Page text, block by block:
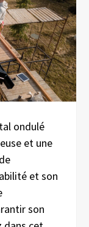
ondulé
et une
et son
son